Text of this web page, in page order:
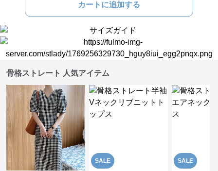
カートに追加する
骨格ストレート 人気アイテム
SALE SALE